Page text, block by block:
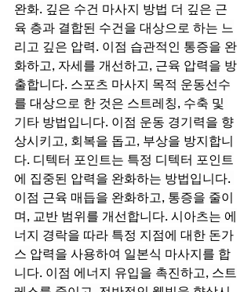
완화. 깊은 수건 마사지 방법 더 깊은 근
육 층과 결합된 수건을 대상으로 하는 느
리고 깊은 압력. 이점 습관적인 통증을 완
화하고, 자세를 개선하고, 근육 압력을 방
출합니다. 스포츠 마사지 목적 운동선수
를 대상으로 한 것은 스트레칭, 수축 및
기타 방법입니다. 이점 운동 경기력을 향
상시키고, 회복을 돕고, 부상을 방지합니
다. 디텍터 포인트는 특정 디텍터 포인트
에 집중된 압력을 완화하는 방법입니다.
이점 근육 매듭을 완화하고, 통증을 줄이
며, 교반 범위를 개선합니다. 시아츠는 에
너지 경락을 따라 특정 지점에 대한 돈가
스 압력을 사용하여 일본식 마사지를 합
니다. 이점 에너지 유입을 촉진하고, 스트